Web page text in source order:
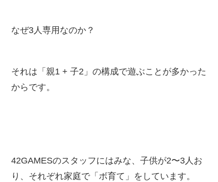
なぜ3人専用なのか？
それは「親1 + 子2」の構成で遊ぶことが多かった
からです。
42GAMESのスタッフにはみな、子供が2〜3人お
り、それぞれ家庭で「ボ育て」をしています。